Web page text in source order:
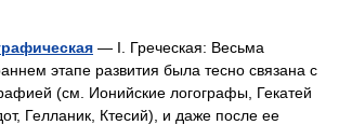
— I. Греческая: Весьма
этапе развития была тесно связана с
(см. Ионийские логографы, Гекатей
Гелланик, Ктесий), и даже после ее